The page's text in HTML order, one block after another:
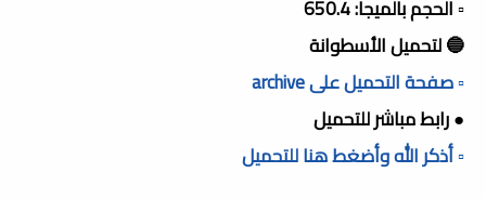
▫️ الحجم بالميجا: 650.4
🔵 لتحميل الأسطوانة
▫️ صفحة التحميل على archive
● رابط مباشر للتحميل
▫️ أذكر الله وأضغط هنا للتحميل